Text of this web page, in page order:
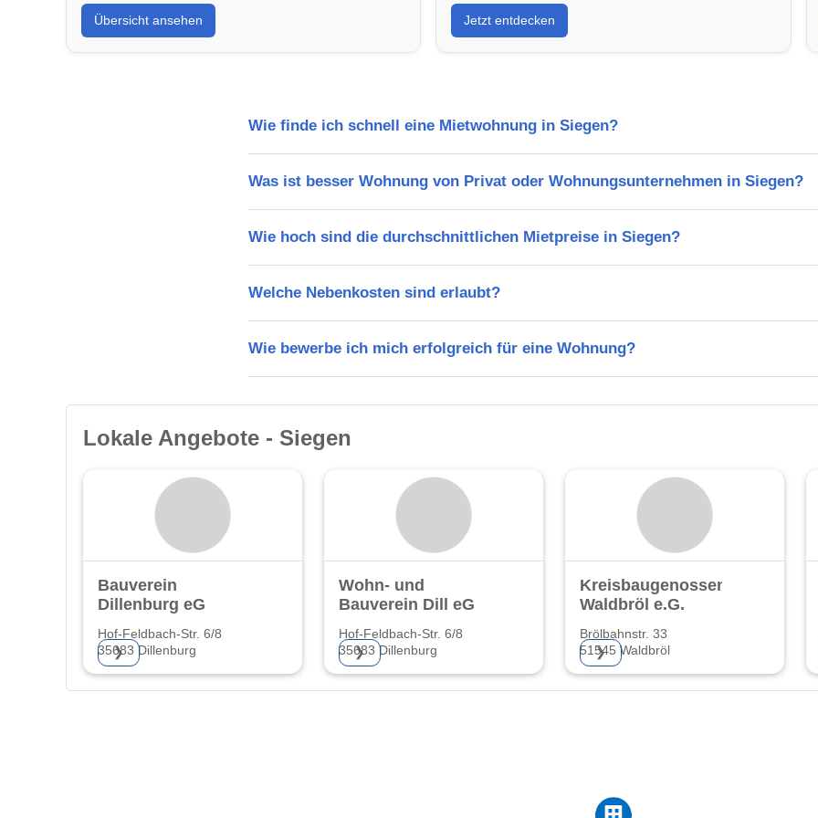
Übersicht ansehen Jetzt entdecken
Wie finde ich schnell eine Mietwohnung in Siegen?
Was ist besser Wohnung von Privat oder Wohnungsunternehmen in Siegen?
Wie hoch sind die durchschnittlichen Mietpreise in Siegen?
Welche Nebenkosten sind erlaubt?
Wie bewerbe ich mich erfolgreich für eine Wohnung?
Lokale Angebote - Siegen
Bauverein
Dillenburg eG
Hof-Feldbach-Str. 6/8
35683 Dillenburg
❯
Wohn- und
Bauverein Dill eG
Hof-Feldbach-Str. 6/8
35683 Dillenburg
❯
Kreisbaugenossenschaft
Waldbröl e.G.
Brölbahnstr. 33
51545 Waldbröl
❯